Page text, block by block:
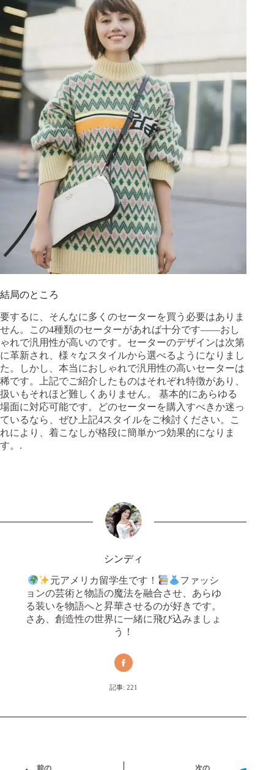
結局のところ
要するに、そんなに多くのセーターを買う必要はありま
せん。この4種類のセーターがあれば十分です——おし
ゃれで汎用性が高いのです。セーターのデザインは次第
に革新され、様々なスタイルから選べるようになりまし
た。しかし、本当におしゃれで汎用性の高いセーターは
稀です。上記でご紹介したものはそれぞれ特徴があり、
扱いもそれほど難しくありません。 基本的にあらゆる
場面に対応可能です。どのセーターを購入すべきか迷っ
ているなら、ぜひ上記4スタイルをご検討ください。こ
れにより、着こなしが格段に簡単かつ効果的になりま
す。.
シンディ
元アメリカ留学生です！
ファッシ
ョンの芸術と物語の魔法を融合させ、あらゆ
る装いを物語へと昇華させるのが好きです。
さあ、創造性の世界に一緒に飛び込みましょ
う！
記事: 221